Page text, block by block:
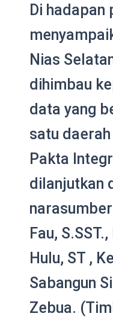
Di hadapan
Nias
dihimbau
data yang
satu
Pakta
dilanjutkan
Fau,
Hulu, ST ,
Sabangun
Zebua.